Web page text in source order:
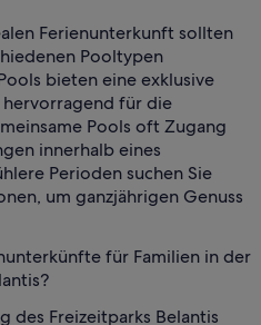
Ferienunterkunft sollten
Pooltypen
bieten eine exklusive
für die
Pools oft Zugang
innerhalb eines
Perioden suchen Sie
um ganzjährigen Genuss
für Familien in der
des Freizeitparks Belantis